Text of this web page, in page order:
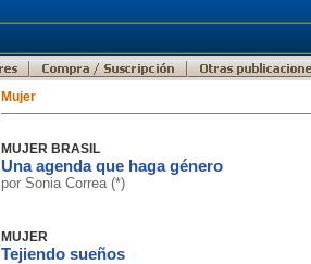
Mujer
MUJER BRASIL
Una agenda que haga género
por Sonia Correa (*)
MUJER
Tejiendo sueños